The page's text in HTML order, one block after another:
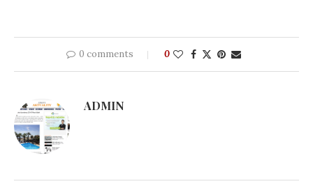
0 comments 0
ADMIN